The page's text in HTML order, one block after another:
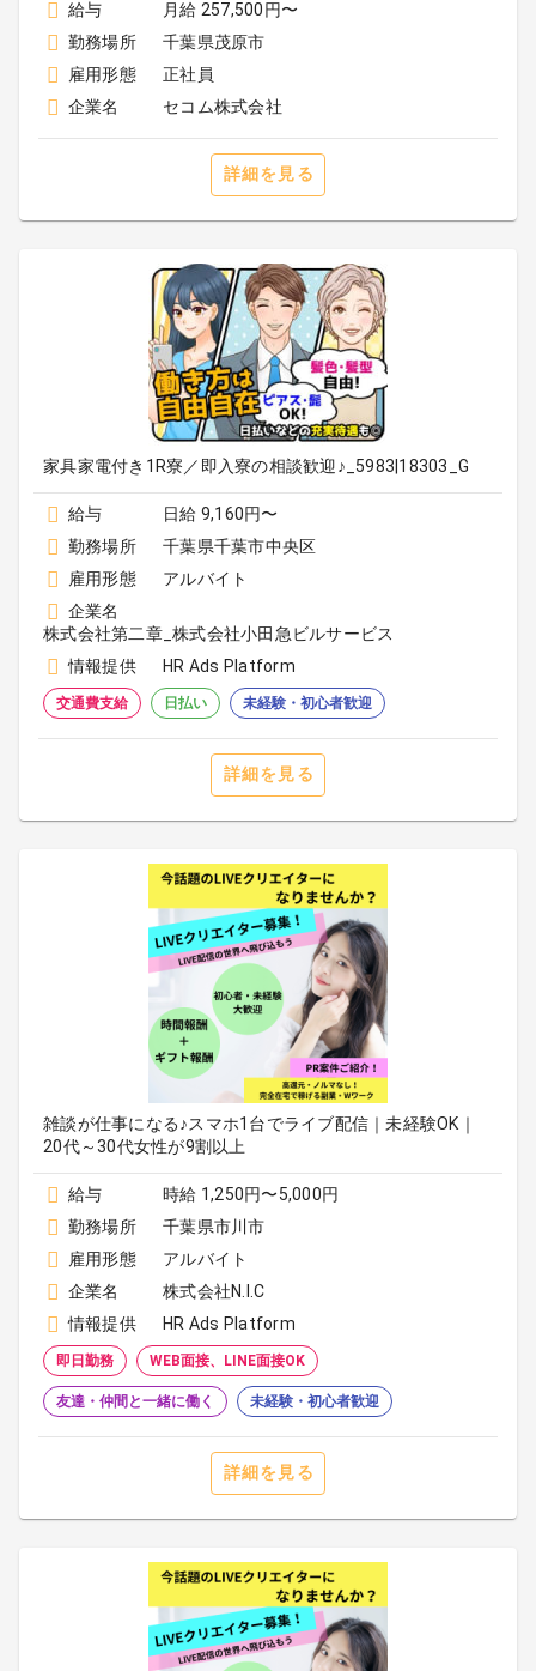
給与
月給 257,500円〜
勤務場所
千葉県茂原市
雇用形態
正社員
企業名
セコム株式会社
詳細を見る
家具家電付き1R寮／即入寮の相談歓迎♪_5983|18303_G
給与
日給 9,160円〜
勤務場所
千葉県千葉市中央区
雇用形態
アルバイト
企業名
株式会社第二章_株式会社小田急ビルサービス
情報提供
HR Ads Platform
交通費支給 日払い 未経験・初心者歓迎
詳細を見る
雑談が仕事になる♪スマホ1台でライブ配信｜未経験OK｜
20代～30代女性が9割以上
給与
時給 1,250円〜5,000円
勤務場所
千葉県市川市
雇用形態
アルバイト
企業名
株式会社N.I.C
情報提供
HR Ads Platform
即日勤務 WEB面接、LINE面接OK
友達・仲間と一緒に働く 未経験・初心者歓迎
詳細を見る